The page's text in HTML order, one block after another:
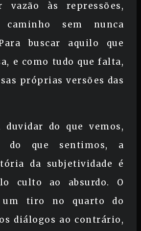
às repressões,
sem nunca
buscar aquilo que
e como tudo que falta,
próprias versões das
duvidar do que vemos,
do que sentimos, a
da subjetividade é
culto ao absurdo. O
tiro no quarto do
diálogos ao contrário,